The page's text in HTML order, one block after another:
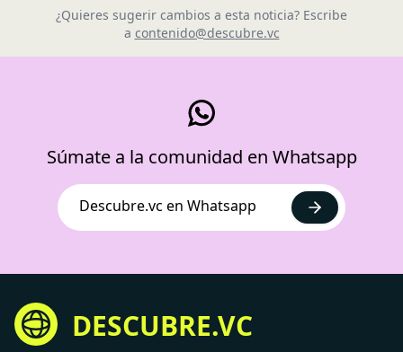
¿Quieres sugerir cambios a esta noticia? Escribe
a contenido@descubre.vc
Súmate a la comunidad en Whatsapp
Descubre.vc en Whatsapp
DESCUBRE.VC